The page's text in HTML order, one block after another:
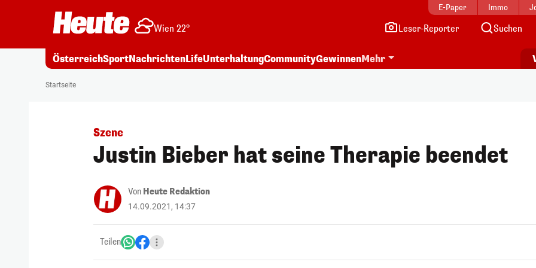
E-Paper Immo
Wien 22° Leser-Reporter Suchen
ÖsterreichSportNachrichtenLifeUnterhaltungCommunityGewinnenMehr
Startseite
Szene
Justin Bieber hat seine Therapie beendet
Von Heute Redaktion
14.09.2021, 14:37
Teilen